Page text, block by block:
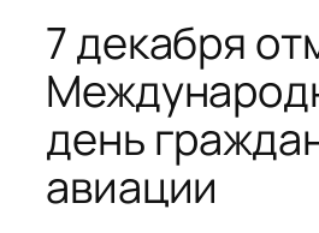
7 декабря
день
авиации